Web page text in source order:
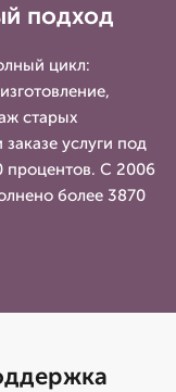
подход
цикл:
старых
услуги под
процентов. С 2006
более 3870